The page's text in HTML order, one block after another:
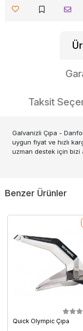
Taksit
Galvanizli Çıpa -
uygun fiyat ve hızlı
uzman destek için bizi
Benzer Ürünler
Quick Olympic Çıpa